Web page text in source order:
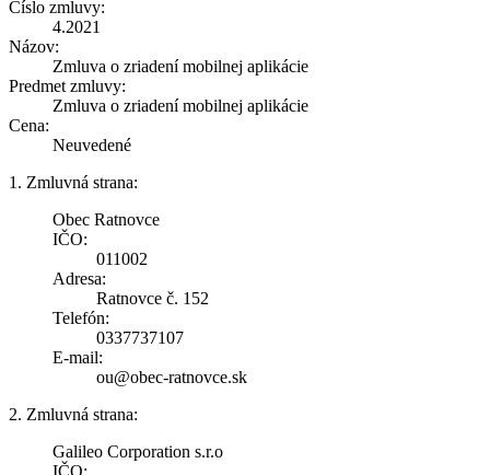
Číslo zmluvy:
4.2021
Názov:
Zmluva o zriadení mobilnej aplikácie
Predmet zmluvy:
Zmluva o zriadení mobilnej aplikácie
Cena:
Neuvedené
1. Zmluvná strana:
Obec Ratnovce
IČO:
011002
Adresa:
Ratnovce č. 152
Telefón:
0337737107
E-mail:
ou@obec-ratnovce.sk
2. Zmluvná strana:
Galileo Corporation s.r.o
IČO: